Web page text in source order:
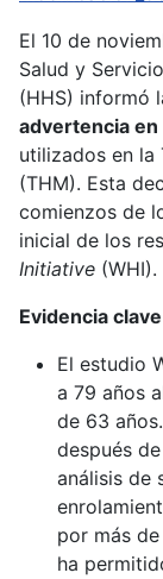
El 10 de
Salud y
(HHS) informó
advertencia
utilizados en la
(THM). Esta
comienzos de
inicial de los
Initiative (WHI).
Evidencia clave
El estudio
a 79 años
de 63
después
análisis de
por más
ha